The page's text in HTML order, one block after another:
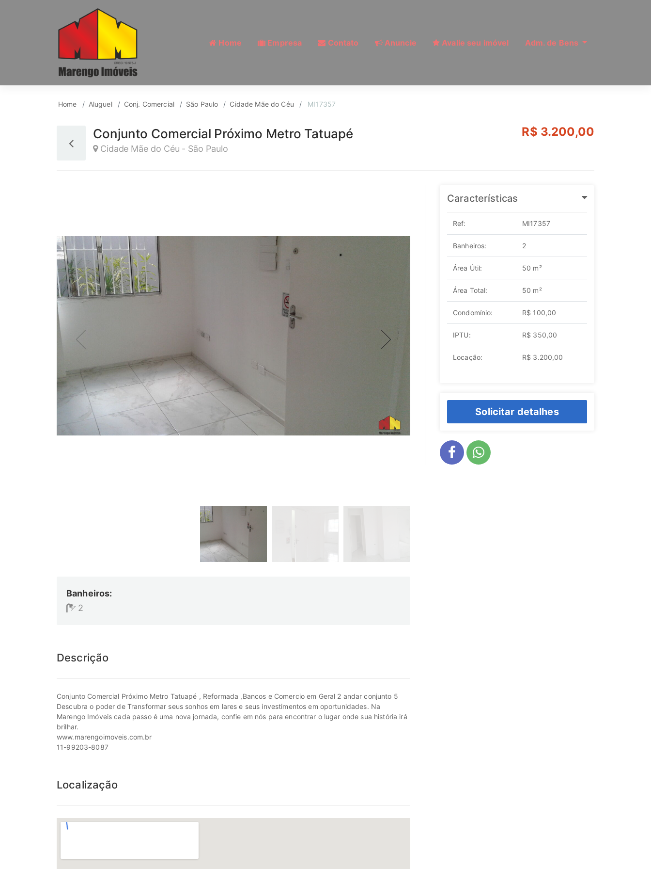
Home Empresa Contato Anuncie Avalie seu imóvel Adm. de Bens
Conj. Comercial para Aluguel, Cidade Mãe do Céu, São Paulo |
Home Aluguel Conj. Comercial São Paulo Cidade Mãe do Céu MI17357
Conjunto Comercial Próximo Metro Tatuapé
Cidade Mãe do Céu - São Paulo
R$ 3.200,00
Banheiros:
2
Descrição
Conjunto Comercial Próximo Metro Tatuapé , Reformada ,Bancos e Comercio em Geral 2 andar conjunto 5
Descubra o poder de Transformar seus sonhos em lares e seus investimentos em oportunidades. Na
Marengo Imóveis cada passo é uma nova jornada, confie em nós para encontrar o lugar onde sua história irá
brilhar.
www.marengoimoveis.com.br
11-99203-8087
Localização
Características
Ref: MI17357
Banheiros: 2
Área Útil: 50 m²
Área Total: 50 m²
Condomínio: R$ 100,00
IPTU: R$ 350,00
Locação: R$ 3.200,00
Solicitar detalhes